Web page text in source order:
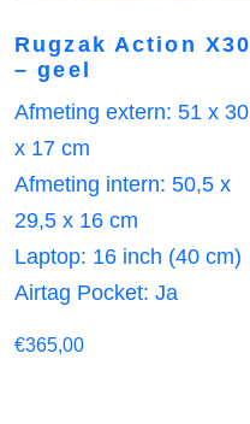
Rugzak Action X30
– geel
Afmeting extern: 51 x 30
x 17 cm
Afmeting intern: 50,5 x
29,5 x 16 cm
Laptop: 16 inch (40 cm)
Airtag Pocket: Ja
€365,00